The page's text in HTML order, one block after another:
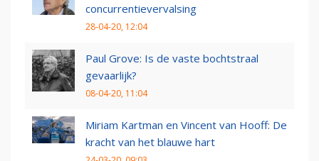
concurrentievervalsing
28-04-20, 12:04
Paul Grove: Is de vaste bochtstraal
gevaarlijk?
08-04-20, 11:04
Miriam Kartman en Vincent van Hooff: De
kracht van het blauwe hart